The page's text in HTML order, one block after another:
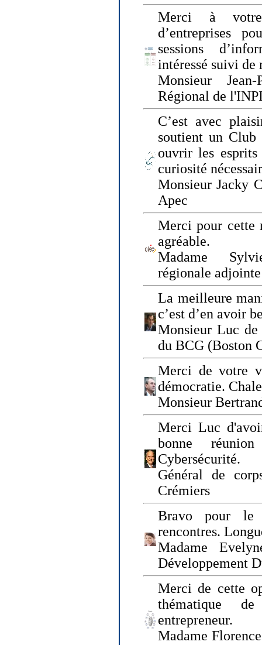
Merci à
d’entreprises
sessions
intéressé suivi de
Monsieur
Régional de
C’est avec
soutient un Club
ouvrir les
curiosité
Monsieur Jacky
Apec
Merci pour cette
agréable.
Madame
régionale
La meilleure
c’est d’en avoir
Monsieur Luc de
du BCG (Boston
Merci de votre
démocratie.
Monsieur
Merci Luc
bonne
Cybersécurité.
Général de
Crémiers
Bravo pour le
rencontres.
Madame
Développement
Merci de cette
thématique
entrepreneur.
Madame